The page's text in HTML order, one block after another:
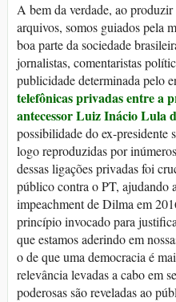
A bem da verdade, ao produzir
arquivos, somos guiados pela
boa parte da sociedade
jornalistas, comentaristas
publicidade determinada pelo
telefônicas privadas entre a
antecessor Luiz Inácio Lula
possibilidade do ex-presidente
logo reproduzidas por
dessas ligações privadas foi
público contra o PT, ajudando
impeachment de Dilma em
princípio invocado para
que estamos aderindo em
o de que uma democracia é
relevância levadas a cabo em
poderosas são reveladas ao